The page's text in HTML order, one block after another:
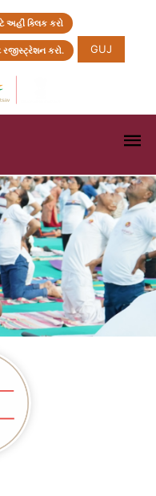
અહીં ક્લિક કરો
રજીસ્ટ્રેશન કરો. GUJ